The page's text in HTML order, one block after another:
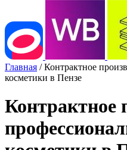
Главная /Контрактное
косметики в Пензе
Контрактное